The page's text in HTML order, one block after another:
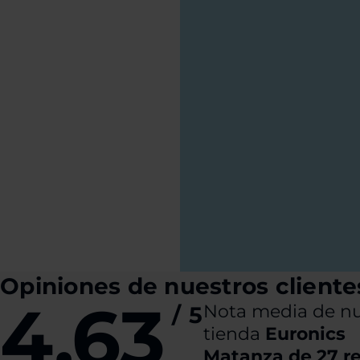
Opiniones de nuestros
4,63 / 5Nota media de
tienda Euronics